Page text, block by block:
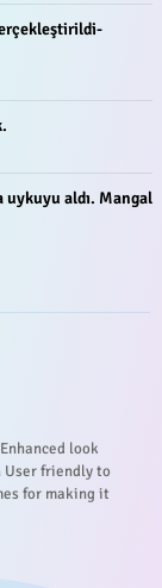
uykuyu aldı. Mangal
look
User friendly to
for making it